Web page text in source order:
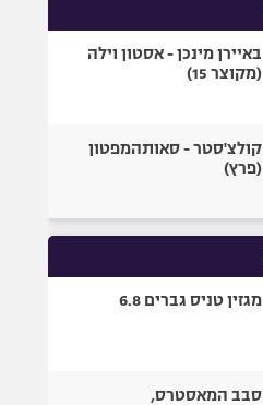
באיירן מינכן - אסטון וילה
(מקוצר 15)
קולצ'סטר - סאותהמפטון
(פרץ)
מגזין טניס גברים 6.8
סבב המאסטרס,